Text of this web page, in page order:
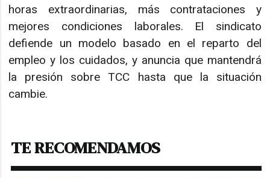
horas extraordinarias, más contrataciones y
mejores condiciones laborales. El sindicato
defiende un modelo basado en el reparto del
empleo y los cuidados, y anuncia que mantendrá
la presión sobre TCC hasta que la situación
cambie.
TE RECOMENDAMOS